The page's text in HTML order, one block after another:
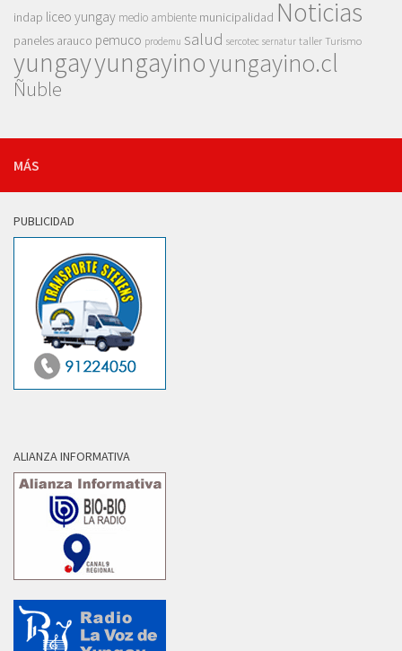
indap liceo yungay medio ambiente municipalidad Noticias
paneles arauco pemuco prodemu salud sercotec sernatur taller Turismo
yungayyungayinoyungayino.cl
Ñuble
MÁS
PUBLICIDAD
ALIANZA INFORMATIVA